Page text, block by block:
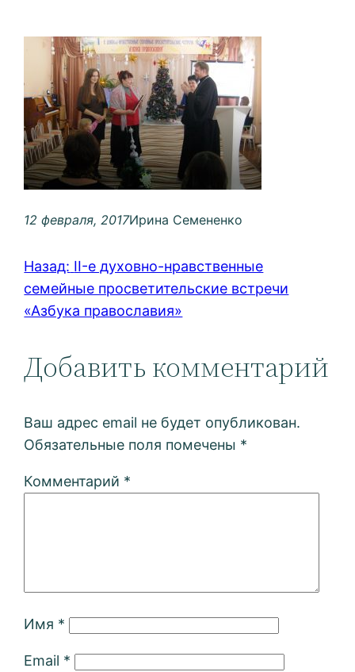
12 февраля, 2017Ирина Семененко
Назад: II-е духовно-нравственные
семейные просветительские встречи
«Азбука православия»
Добавить комментарий
Ваш адрес email не будет опубликован.
Обязательные поля помечены *
Комментарий *
Имя *
Email *